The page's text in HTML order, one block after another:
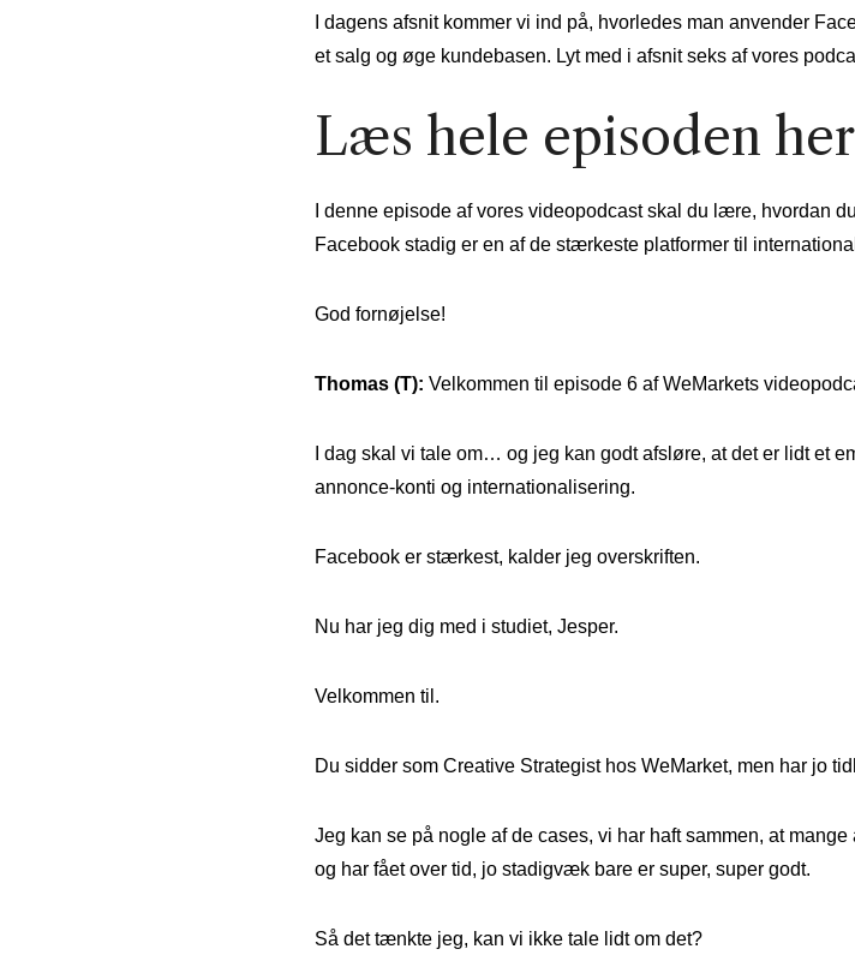
I dagens afsnit kommer vi ind på, hvorledes man anvender
et salg og øge kundebasen. Lyt med i afsnit seks af vores
Læs hele episoden her
I denne episode af vores videopodcast skal du lære, hvordan
Facebook stadig er en af de stærkeste platformer til
God fornøjelse!
Thomas (T): Velkommen til episode 6 af WeMarkets
I dag skal vi tale om… og jeg kan godt afsløre, at det er lidt et
annonce-konti og internationalisering.
Facebook er stærkest, kalder jeg overskriften.
Nu har jeg dig med i studiet, Jesper.
Velkommen til.
Du sidder som Creative Strategist hos WeMarket, men har jo
Jeg kan se på nogle af de cases, vi har haft sammen, at
og har fået over tid, jo stadigvæk bare er super, super godt.
Så det tænkte jeg, kan vi ikke tale lidt om det?